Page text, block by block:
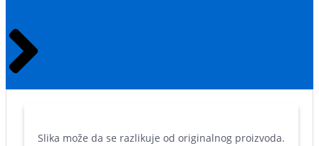
Slika može da se razlikuje od originalnog proizvoda.